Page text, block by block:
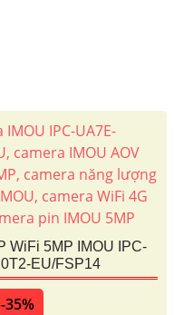
WiFi 5MP IMOU IPC-
EU/FSP14
35%